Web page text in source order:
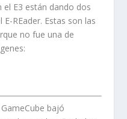
E3 están dando dos
REader. Estas son las
no fue una de
bajó